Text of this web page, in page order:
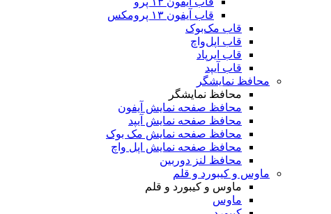
قاب آیفون ۱۳ پرومکس
قاب مک‌بوک
قاب اپل‌واچ
قاب ایرپاد
قاب آیپد
محافظ نمایشگر
محافظ نمایشگر
محافظ صفحه نمایش آیفون
محافظ صفحه نمایش آیپد
محافظ صفحه نمایش مک بوک
محافظ صفحه نمایش اپل واچ
محافظ لنز دوربین
ماوس و کیبورد و قلم
ماوس و کیبورد و قلم
ماوس